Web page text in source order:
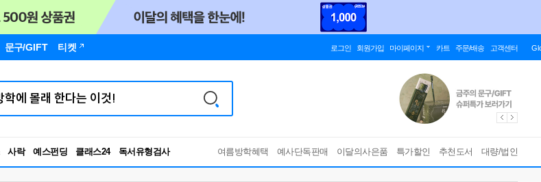
문구/GIFT 티켓 로그인 회원가입 마이페이지 카트 주문/배송 고객센터
사락 예스펀딩 클래스24
RBTI Lab
독서유형검사
여름방학혜택 예사단독판매 이달의사은품 특가할인 추천도서 대량/법인